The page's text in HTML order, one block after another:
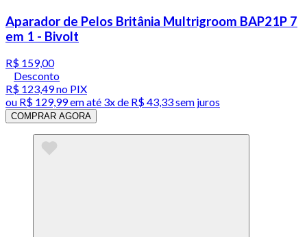
Aparador de Pelos Britânia Multrigroom BAP21P 7
em 1 - Bivolt
R$ 159,00
Desconto
R$ 123,49no PIX
ou R$ 129,99em até 3x de R$ 43,33 sem juros
COMPRAR AGORA